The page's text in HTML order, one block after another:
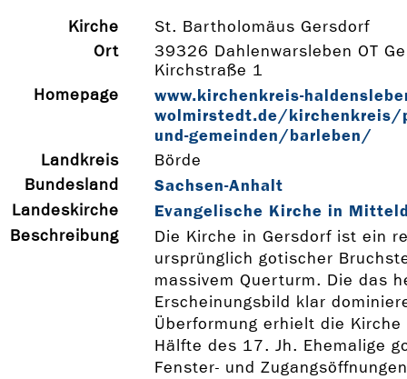
Kirche
St. Bartholomäus Gersdorf
Ort
39326 Dahlenwarsleben OT
Kirchstraße 1
Homepage
www.kirchenkreis-­
wolmirstedt.de/kirchenkreis/
und-­gemeinden/barleben/
Landkreis
Börde
Bundesland
Sachsen-Anhalt
Landeskirche Evangelische Kirche in
Beschreibung
Die Kirche in Gersdorf ist ein
ursprünglich gotischer
massivem Querturm. Die das
Erscheinungsbild klar
Überformung erhielt die
Hälfte des 17. Jh. Ehemalige
Fenster- und